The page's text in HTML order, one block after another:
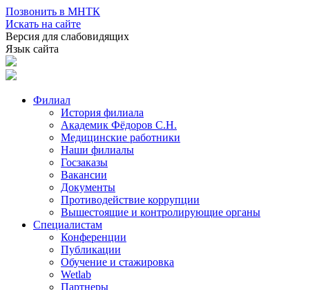
Позвонить в МНТК
Искать на сайте
Версия для слабовидящих
Язык сайта
Филиал
История филиала
Академик Фёдоров С.Н.
Медицинские работники
Наши филиалы
Госзаказы
Вакансии
Документы
Противодействие коррупции
Вышестоящие и контролирующие органы
Специалистам
Конференции
Публикации
Обучение и стажировка
Wetlab
Партнеры